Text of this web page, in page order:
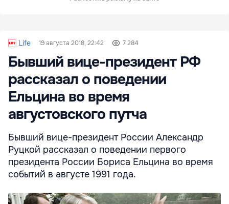
Life 19 августа 2018, 22:42 7 284
Бывший вице-президент РФ
рассказал о поведении
Ельцина во время
августовского путча
Бывший вице-президент России Александр
Руцкой рассказал о поведении первого
президента России Бориса Ельцина во время
событий в августе 1991 года.